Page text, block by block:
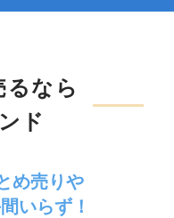
るなら
ド
め売りや
いらず！